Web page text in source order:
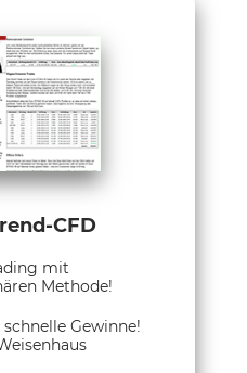
CFD
mit
Methode!
Gewinne!